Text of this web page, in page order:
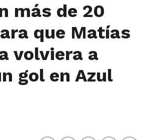
más de 20
que Matías
volviera a
gol en Azul